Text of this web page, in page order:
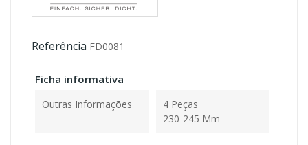
Referência FD0081
Ficha informativa
Outras Informações
4 Peças
230-245 Mm